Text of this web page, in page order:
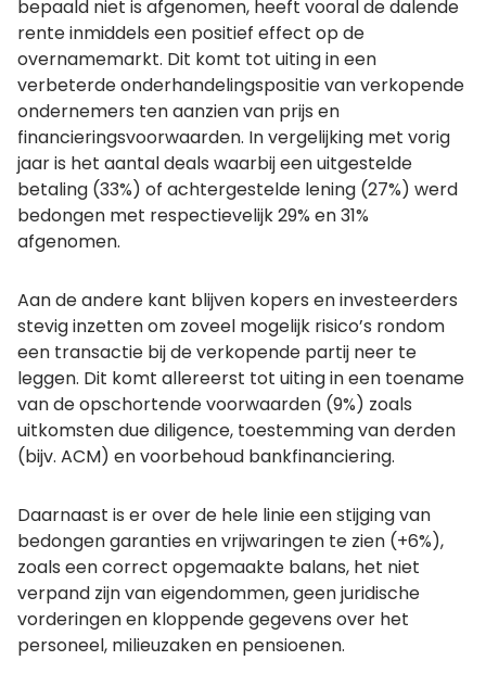
bepaald niet is afgenomen, heeft vooral de dalende
rente inmiddels een positief effect op de
overnamemarkt. Dit komt tot uiting in een
verbeterde onderhandelingspositie van verkopende
ondernemers ten aanzien van prijs en
financieringsvoorwaarden. In vergelijking met vorig
jaar is het aantal deals waarbij een uitgestelde
betaling (33%) of achtergestelde lening (27%) werd
bedongen met respectievelijk 29% en 31%
afgenomen.
Aan de andere kant blijven kopers en investeerders
stevig inzetten om zoveel mogelijk risico’s rondom
een transactie bij de verkopende partij neer te
leggen. Dit komt allereerst tot uiting in een toename
van de opschortende voorwaarden (9%) zoals
uitkomsten due diligence, toestemming van derden
(bijv. ACM) en voorbehoud bankfinanciering.
Daarnaast is er over de hele linie een stijging van
bedongen garanties en vrijwaringen te zien (+6%),
zoals een correct opgemaakte balans, het niet
verpand zijn van eigendommen, geen juridische
vorderingen en kloppende gegevens over het
personeel, milieuzaken en pensioenen.